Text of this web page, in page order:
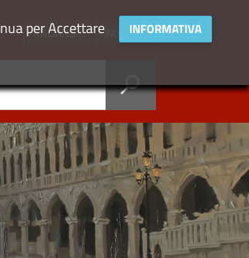
ITALIANO INGLESE
per Accettare
INFORMATIVA